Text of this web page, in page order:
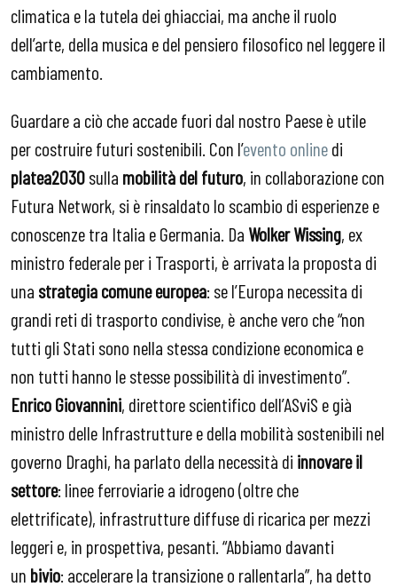
climatica e la tutela dei ghiacciai, ma anche il ruolo
dell’arte, della musica e del pensiero filosofico nel leggere il
cambiamento.
Guardare a ciò che accade fuori dal nostro Paese è utile
per costruire futuri sostenibili. Con l’evento onlinedi
platea2030sulla mobilità del futuro, in collaborazione con
Futura Network, si è rinsaldato lo scambio di esperienze e
conoscenze tra Italia e Germania. Da Wolker Wissing, ex
ministro federale per i Trasporti, è arrivata la proposta di
una strategia comune europea: se l’Europa necessita di
grandi reti di trasporto condivise, è anche vero che “non
tutti gli Stati sono nella stessa condizione economica e
non tutti hanno le stesse possibilità di investimento”.
Enrico Giovannini, direttore scientifico dell’ASviS e già
ministro delle Infrastrutture e della mobilità sostenibili nel
governo Draghi, ha parlato della necessità di innovare il
settore: linee ferroviarie a idrogeno (oltre che
elettrificate), infrastrutture diffuse di ricarica per mezzi
leggeri e, in prospettiva, pesanti. “Abbiamo davanti
un bivio: accelerare la transizione o rallentarla”, ha detto